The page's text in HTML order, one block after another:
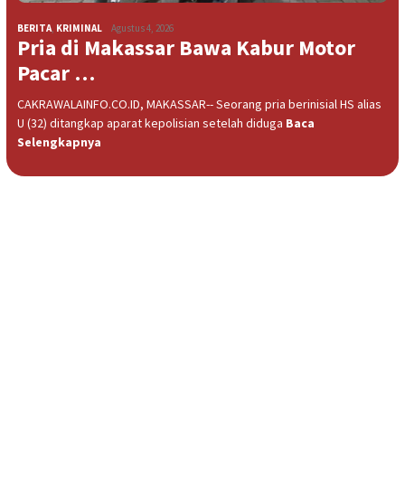
BERITA KRIMINAL Agustus 4, 2026
Pria di Makassar Bawa Kabur Motor
Pacar …
CAKRAWALAINFO.CO.ID, MAKASSAR-- Seorang pria berinisial HS alias
U (32) ditangkap aparat kepolisian setelah diduga Baca
Selengkapnya